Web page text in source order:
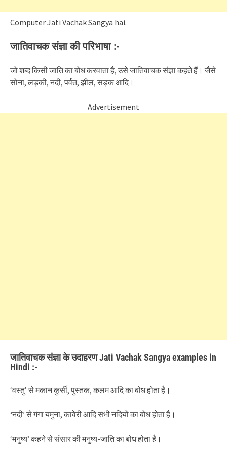
Computer Jati Vachak Sangya hai.
जातिवाचक संज्ञा की परिभाषा :-
जो शब्द किसी जाति का बोध करवाता है, उसे जातिवाचक संज्ञा कहते हैं। जैसे
सोना, लड़की, नदी, पर्वत, झील, सड़क आदि।
Advertisement
जातिवाचक संज्ञा के उदाहरण Jati Vachak Sangya examples in
Hindi :-
‘वस्तु’ से मकान कुर्सी, पुस्तक, कलम आदि का बोध होता है।
‘नदी’ से गंगा यमुना, कावेरी आदि सभी नदियों का बोध होता है।
‘मनुष्य’ कहने से संसार की मनुष्य-जाति का बोध होता है।